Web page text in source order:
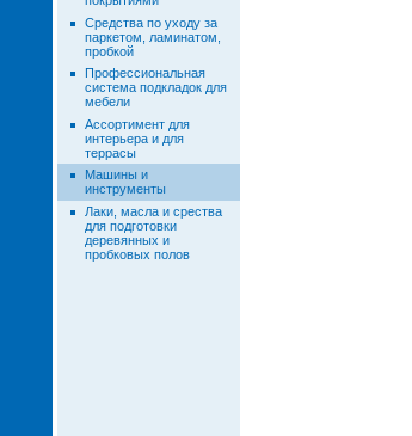
Средства по уходу за
паркетом, ламинатом,
пробкой
Профессиональная
система подкладок для
мебели
Ассортимент для
интерьера и для
террасы
Машины и
инструменты
Лаки, масла и срества
для подготовки
деревянных и
пробковых полов